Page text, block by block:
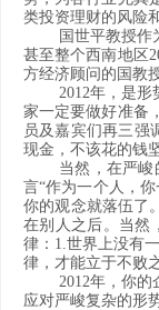
类投资理财的风险
国世平教授
甚至整个西南地区
方经济顾问的国教
2012年，是形
家一定要做好准备
员及嘉宾们再三强
现金，不该花的钱
当然，在严
言“作为一个人，
你的观念就落伍了
在别人之后。当然
律： 1.世界上没有
律，才能立于不败
2012年，你的
应对严峻复杂的形